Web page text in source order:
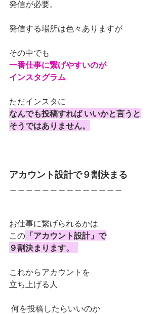
発信が必要。
発信する場所は色々ありますが
その中でも
一番仕事に繋げやすいのが
インスタグラム
ただインスタに
なんでも投稿すれば いいかと言うと
そうではありません。
アカウント設計で９割決まる
お仕事に繋げられるかは
この 「アカウント設計」で
９割決まります。
これからアカウントを
立ち上げる人
何を投稿したらいいのか